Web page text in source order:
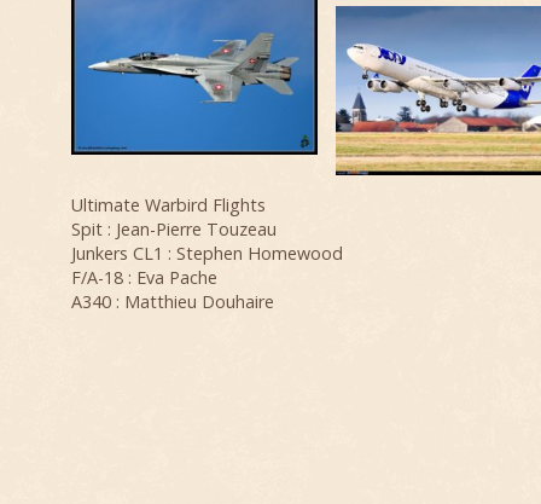
Ultimate Warbird Flights
Spit : Jean-Pierre Touzeau
Junkers CL1 : Stephen Homewood
F/A-18 : Eva Pache
A340 : Matthieu Douhaire